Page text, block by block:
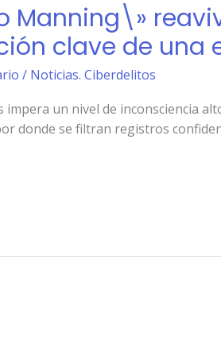
Manning\»
clave de una
/ Noticias. Ciberdelitos
impera un nivel de inconsciencia
donde se filtran registros